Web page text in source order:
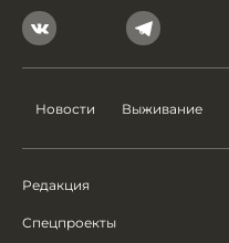
Новости Выживание
Редакция
Спецпроекты